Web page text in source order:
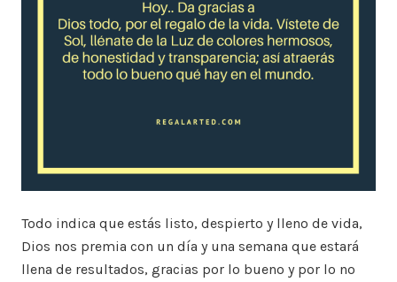
Todo indica que estás listo, despierto y lleno de vida,
Dios nos premia con un día y una semana que estará
llena de resultados, gracias por lo bueno y por lo no